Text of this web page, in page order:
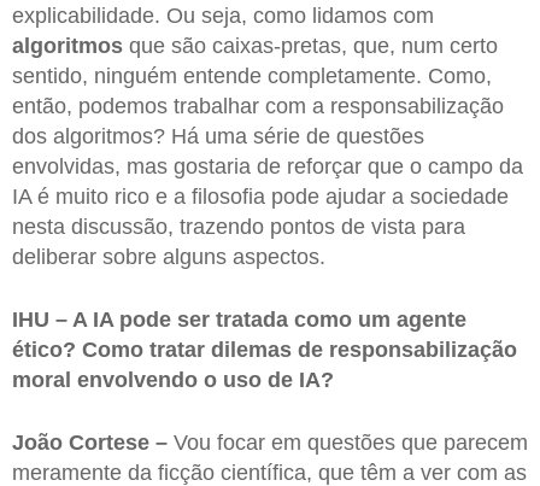
explicabilidade. Ou seja, como lidamos com
algoritmos que são caixas-pretas, que, num certo
sentido, ninguém entende completamente. Como,
então, podemos trabalhar com a responsabilização
dos algoritmos? Há uma série de questões
envolvidas, mas gostaria de reforçar que o campo da
IA é muito rico e a filosofia pode ajudar a sociedade
nesta discussão, trazendo pontos de vista para
deliberar sobre alguns aspectos.
IHU – A IA pode ser tratada como um agente
ético? Como tratar dilemas de responsabilização
moral envolvendo o uso de IA?
João Cortese – Vou focar em questões que parecem
meramente da ficção científica, que têm a ver com as